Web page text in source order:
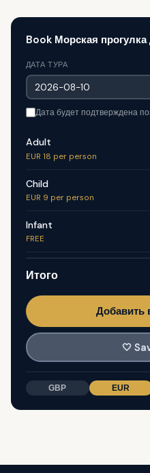
Book Морская
ДАТА ТУРА
Дата будет подтверждена
Adult
EUR 18 per person
Child
EUR 9 per person
Infant
FREE
Итого
Добавить
🤍
GBP EUR